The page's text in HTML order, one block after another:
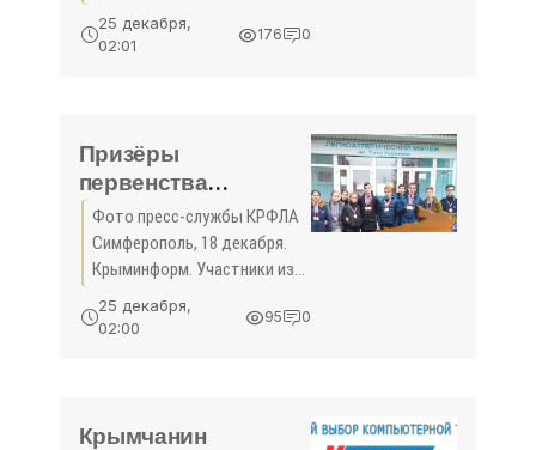
«Таврии» Анатолия
Заяева - «Спорт
олимпийского резерва из
села Краснолесье
памяти заслуженного
25 декабря,
02:01
176 0
Призёры
первенства
Республики Крым
по лёгкой атлетике в
помещении
определены в
Симферополе -
Фото пресс-службы КРФЛА
Симферополь, 18 декабря.
Крыминформ. Участники из
девяти регионов
полуострова стали
25 декабря,
02:00
95 0
Крымчанин